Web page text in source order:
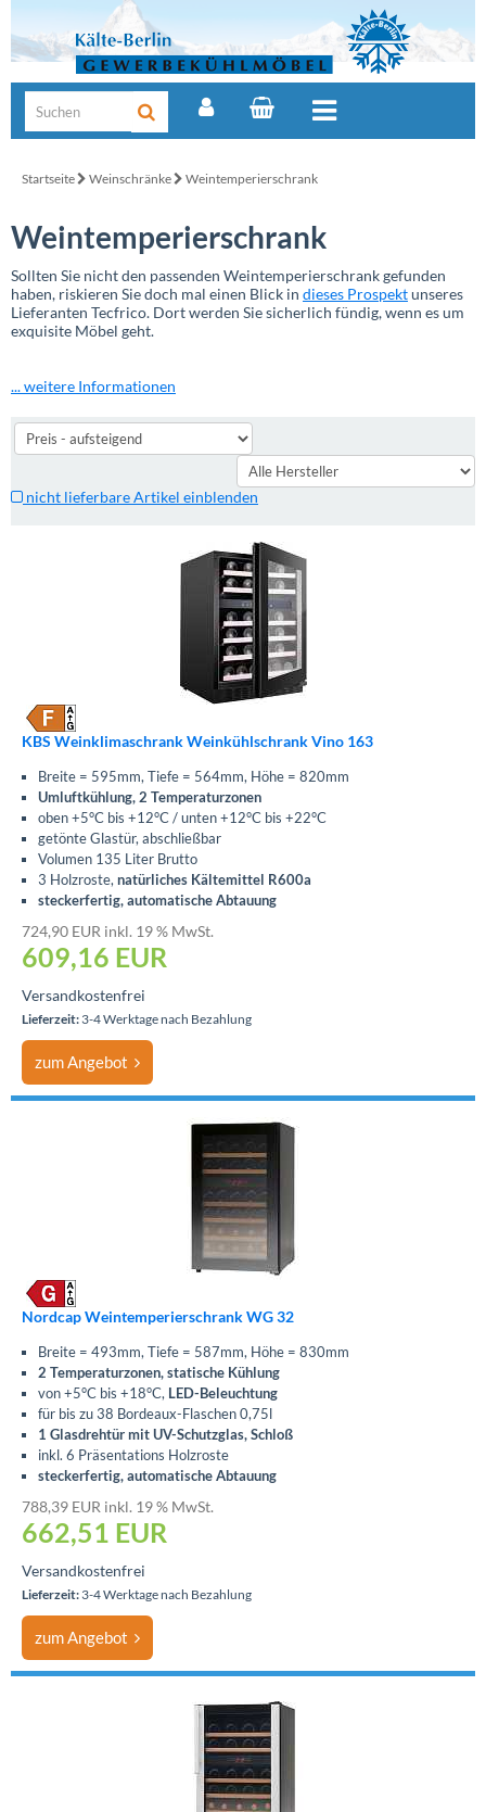
Startseite Weinschränke Weintemperierschrank
Weintemperierschrank
Sollten Sie nicht den passenden Weintemperierschrank gefunden
haben, riskieren Sie doch mal einen Blick in dieses Prospektunseres
Lieferanten Tecfrico. Dort werden Sie sicherlich fündig, wenn es um
exquisite Möbel geht.
... weitere Informationen
nicht lieferbare Artikel einblenden
KBS Weinklimaschrank Weinkühlschrank Vino 163
Breite = 595mm, Tiefe = 564mm, Höhe = 820mm
Umluftkühlung, 2 Temperaturzonen
oben +5°C bis +12°C / unten +12°C bis +22°C
getönte Glastür, abschließbar
Volumen 135 Liter Brutto
3 Holzroste, natürliches Kältemittel R600a
steckerfertig, automatische Abtauung
724,90 EUR inkl. 19 % MwSt.
609,16 EUR
Versandkostenfrei
Lieferzeit: 3-4 Werktage nach Bezahlung
zum Angebot
Nordcap Weintemperierschrank WG 32
Breite = 493mm, Tiefe = 587mm, Höhe = 830mm
2 Temperaturzonen, statische Kühlung
von +5°C bis +18°C, LED-Beleuchtung
für bis zu 38 Bordeaux-Flaschen 0,75l
1 Glasdrehtür mit UV-Schutzglas, Schloß
inkl. 6 Präsentations Holzroste
steckerfertig, automatische Abtauung
788,39 EUR inkl. 19 % MwSt.
662,51 EUR
Versandkostenfrei
Lieferzeit: 3-4 Werktage nach Bezahlung
zum Angebot